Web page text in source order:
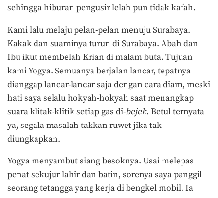
sehingga hiburan pengusir lelah pun tidak kafah.
Kami lalu melaju pelan-pelan menuju Surabaya.
Kakak dan suaminya turun di Surabaya. Abah dan
Ibu ikut membelah Krian di malam buta. Tujuan
kami Yogya. Semuanya berjalan lancar, tepatnya
dianggap lancar-lancar saja dengan cara diam, meski
hati saya selalu hokyah-hokyah saat menangkap
suara klitak-klitik setiap gas di-bejek. Betul ternyata
ya, segala masalah takkan ruwet jika tak
diungkapkan.
Yogya menyambut siang besoknya. Usai melepas
penat sekujur lahir dan batin, sorenya saya panggil
seorang tetangga yang kerja di bengkel mobil. Ia